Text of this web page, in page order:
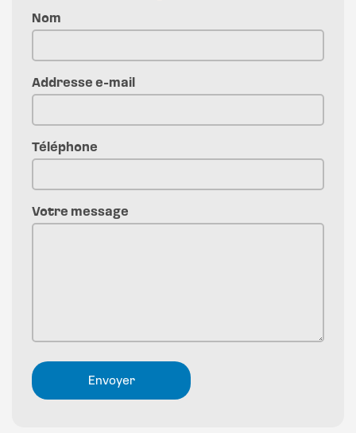
Nom
Addresse e-mail
Téléphone
Votre message